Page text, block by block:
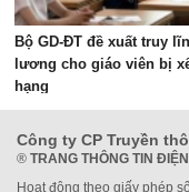
Bộ GD-ĐT đề xuất truy
lương cho giáo viên bị
hạng
Công ty CP Truyền
® TRANG THÔNG TIN
Hoạt động theo giấy phép